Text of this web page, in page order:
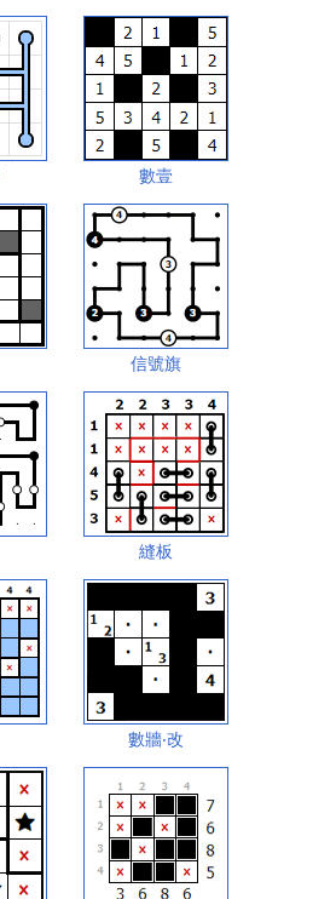
數壹
信號旗
縫板
數牆‧改